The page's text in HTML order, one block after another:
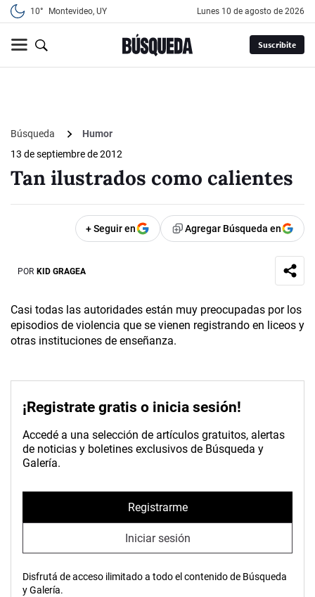
10° Montevideo, UY lunes 10 de agosto de 2026
Suscribite
Búsqueda
Humor
13 de septiembre de 2012
Tan ilustrados como calientes
+ Seguir en Agregar Búsqueda en
POR KID GRAGEA
Casi todas las autoridades están muy preocupadas por los
episodios de violencia que se vienen registrando en liceos y
otras instituciones de enseñanza.
¡Registrate gratis o inicia sesión!
Accedé a una selección de artículos gratuitos, alertas
de noticias y boletines exclusivos de Búsqueda y
Galería.
Registrarme
Iniciar sesión
Disfrutá de acceso ilimitado a todo el contenido de Búsqueda
y Galería.